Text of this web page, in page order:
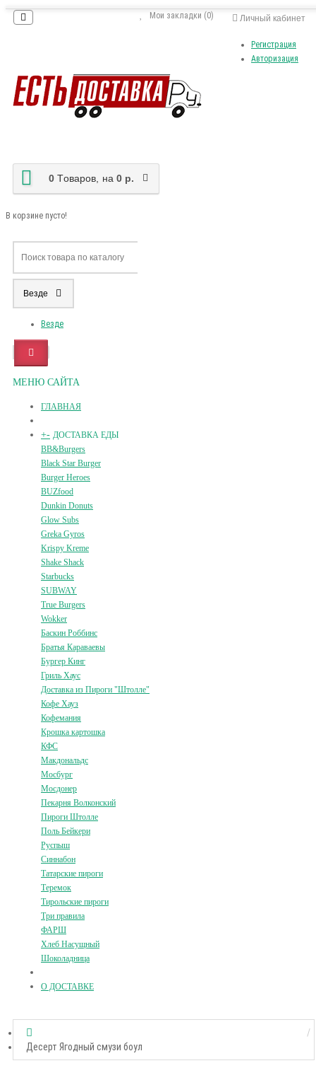
Личный кабинет
Регистрация
Авторизация
Мои закладки (0)
0 Tоваров, на 0 р.
В корзине пусто!
Везде
Везде
МЕНЮ САЙТА
ГЛАВНАЯ
+- ДОСТАВКА ЕДЫ
BB&Burgers
Black Star Burger
Burger Heroes
BUZfood
Dunkin Donuts
Glow Subs
Greka Gyros
Krispy Kreme
Shake Shack
Starbucks
SUBWAY
True Burgers
Wokker
Баскин Роббинс
Братья Караваевы
Бургер Кинг
Гриль Хаус
Доставка из Пироги "Штолле"
Кофе Хауз
Кофемания
Крошка картошка
КФС
Макдональдс
Мосбург
Мосдонер
Пекарня Волконский
Пироги Штолле
Поль Бейкери
Руспыш
Синнабон
Татарские пироги
Теремок
Тирольские пироги
Три правила
ФАРШ
Хлеб Насущный
Шоколадница
О ДОСТАВКЕ
Десерт Ягодный смузи боул